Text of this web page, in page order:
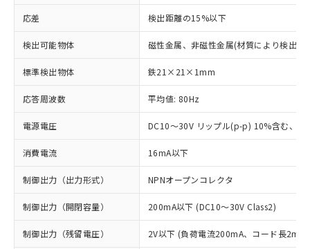
応差 検出距離の15%以下
検出可能物体 磁性金属、非磁性金属(材質により検出距
標準検出物体 鉄21×21×1mm
応答周波数 平均値: 80Hz
電源電圧 DC10～30V リップル(p-p) 10%含む、
消費電流 16mA以下
制御出力（出力形式） NPNオープンコレクタ
制御出力（開閉容量） 200mA以下 (DC10～30V Class2)
制御出力（残留電圧） 2V以下 (負荷電流200mA、コード長2m時